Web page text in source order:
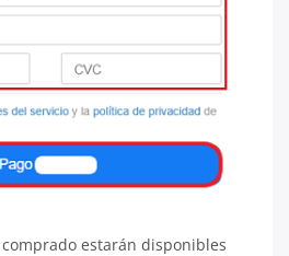
estarán disponibles